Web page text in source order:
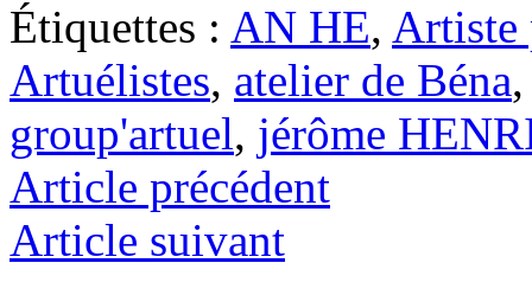
Étiquettes : AN HE, Artiste
Artuélistes, atelier de Béna
group'artuel, jérôme
Article précédent
Article suivant